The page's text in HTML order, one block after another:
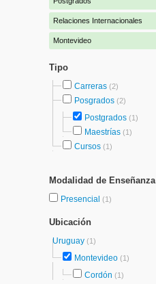
Relaciones Internacionales
Montevideo
Tipo
Carreras (2)
Posgrados (2)
Postgrados (1)
Maestrías (1)
Cursos (1)
Modalidad de Enseñanza
Presencial (1)
Ubicación
Uruguay (1)
Montevideo (1)
Cordón (1)